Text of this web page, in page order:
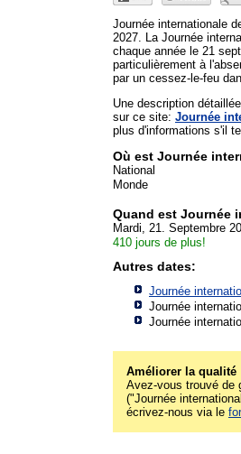
Journée internationale
2027. La Journée
chaque année le 21
particulièrement à
par un cessez-le-feu
Une description
sur ce site: Journée
plus d'informations s'il
Où est Journée
National
Monde
Quand est Journée
Mardi, 21. Septembre
410 jours de plus!
Autres dates:
Journée
Journée
Journée
Améliorer la qualité
Avez-vous trouvé de
("Journée
écrivez-nous via le